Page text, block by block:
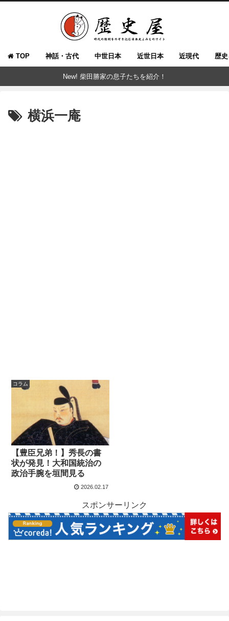
TOP 神話・古代 中世日本 近世日本 近現代 歴
New! 柴田勝家の息子たちを紹介！
横浜一庵
コラム
【豊臣兄弟！】秀長の書
状が発見！大和国統治の
政治手腕を垣間見る
2026.02.17
スポンサーリンク